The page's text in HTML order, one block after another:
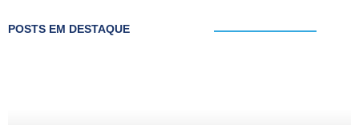
POSTS EM DESTAQUE